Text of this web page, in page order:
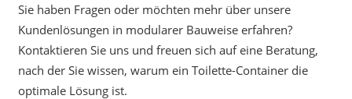
Sie haben Fragen oder möchten mehr über unsere
Kundenlösungen in modularer Bauweise erfahren?
Kontaktieren Sie uns und freuen sich auf eine Beratung,
nach der Sie wissen, warum ein Toilette-Container die
optimale Lösung ist.